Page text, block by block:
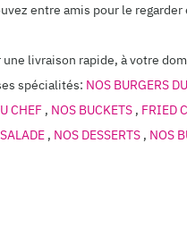
entre amis pour le
livraison rapide, à votre
spécialités: NOS BURGERS
CHEF , NOS BUCKETS , FRIED
, NOS DESSERTS , NOS